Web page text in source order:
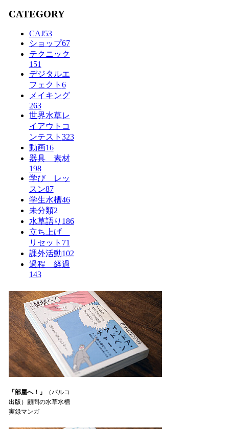
CATEGORY
CAJ53
ショップ67
テクニック
151
デジタルエ
フェクト 6
メイキング
263
世界水草レ
イアウトコ
ンテスト 323
動画16
器具 素材
198
学び レッ
スン87
学生水槽46
未分類2
水草語り 186
立ち上げ
リセット 71
課外活動102
過程 経過
143
「部屋へ！」
（パルコ
出版）顧問の水草水槽
実録マンガ